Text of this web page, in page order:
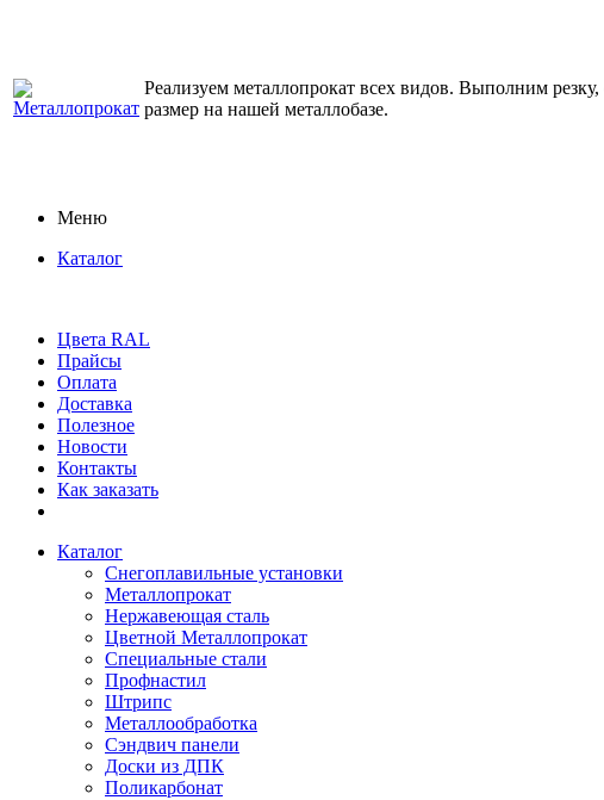
Реализуем металлопрокат всех видов. Выполним
размер на нашей металлобазе.
Меню
Каталог
Цвета RAL
Прайсы
Оплата
Доставка
Полезное
Новости
Контакты
Как заказать
Каталог
Снегоплавильные установки
Металлопрокат
Нержавеющая сталь
Цветной Металлопрокат
Специальные стали
Профнастил
Штрипс
Металлообработка
Сэндвич панели
Доски из ДПК
Поликарбонат